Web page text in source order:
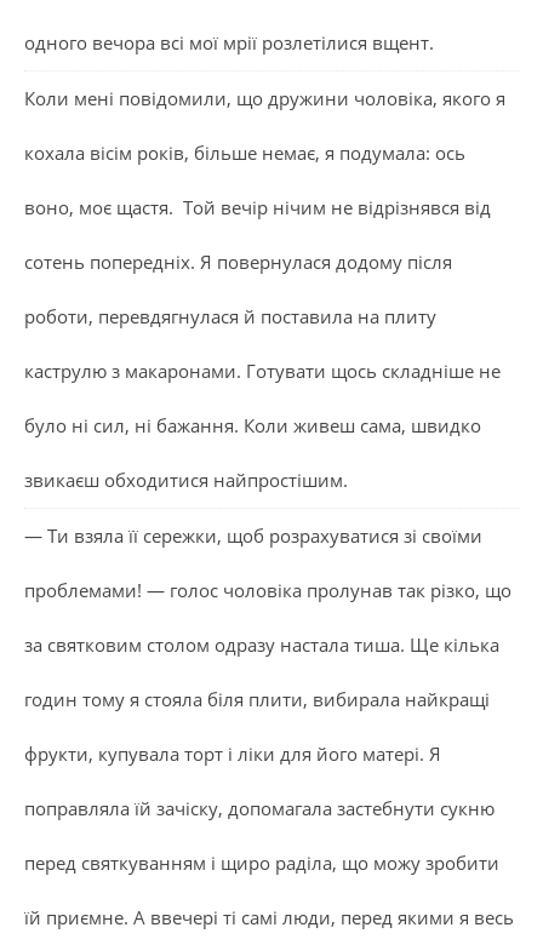
одного вечора всі мої мрії розлетілися вщент.
Коли мені повідомили, що дружини чоловіка, якого я
кохала вісім років, більше немає, я подумала: ось
воно, моє щастя. Той вечір нічим не відрізнявся від
сотень попередніх. Я повернулася додому після
роботи, перевдягнулася й поставила на плиту
каструлю з макаронами. Готувати щось складніше не
було ні сил, ні бажання. Коли живеш сама, швидко
звикаєш обходитися найпростішим.
— Ти взяла її сережки, щоб розрахуватися зі своїми
проблемами! — голос чоловіка пролунав так різко, що
за святковим столом одразу настала тиша. Ще кілька
годин тому я стояла біля плити, вибирала найкращі
фрукти, купувала торт і ліки для його матері. Я
поправляла їй зачіску, допомагала застебнути сукню
перед святкуванням і щиро раділа, що можу зробити
їй приємне. А ввечері ті самі люди, перед якими я весь